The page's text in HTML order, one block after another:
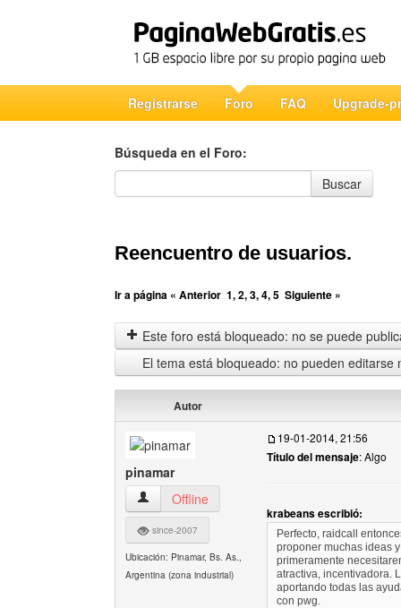
Registrarse Foro FAQ Upgrade-
Búsqueda en el Foro:
Búsqueda en el Foro
Buscar
Reencuentro de usuarios.
Ir a página « Anterior 1,2,3,4,5 Siguiente »
Este foro está bloqueado: no se puede
El tema está bloqueado: no pueden editarse
Autor
pinamar
pinamar Ver perfil del usuario
Offline
since-2007
Ubicación: Pinamar, Bs. As.,
Argentina (zona industrial)
19-01-2014, 21:56
Título del mensaje: Algo
krabeans escribió:
Perfecto, raidcall
proponer muchas ideas
primeramente
atractiva, incentivadora.
aportando todas las
con pwg.